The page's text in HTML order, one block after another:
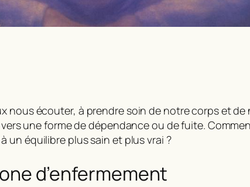
nous écouter, à prendre soin de notre corps et
une forme de dépendance ou de fuite.
un équilibre plus sain et plus vrai ?
d’enfermement